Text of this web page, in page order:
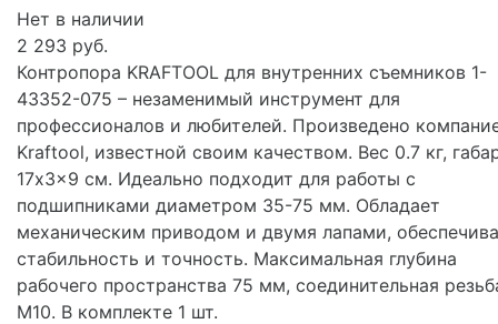
Нет в наличии
2 293 руб.
Контропора KRAFTOOL для внутренних съемников 1-
43352-075 – незаменимый инструмент для
профессионалов и любителей. Произведено
Kraftool, известной своим качеством. Вес 0.7 кг,
17x3x9 см. Идеально подходит для работы с
подшипниками диаметром 35-75 мм. Обладает
механическим приводом и двумя лапами,
стабильность и точность. Максимальная глубина
рабочего пространства 75 мм, соединительная
M10. В комплекте 1 шт.